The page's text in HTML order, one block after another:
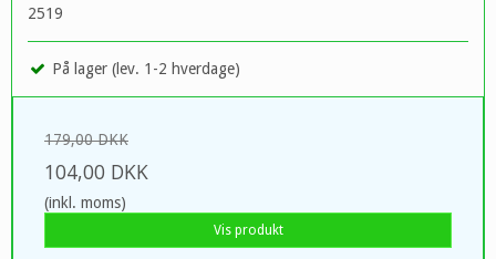
2519
På lager (lev. 1-2 hverdage)
179,00 DKK
104,00 DKK
(inkl. moms)
Vis produkt